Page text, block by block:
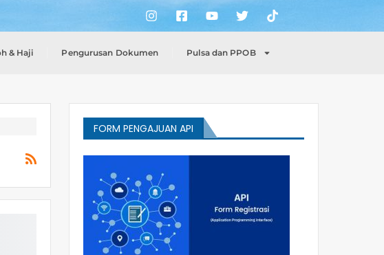
& Haji Pengurusan Dokumen Pulsa dan PPOB
FORM PENGAJUAN API